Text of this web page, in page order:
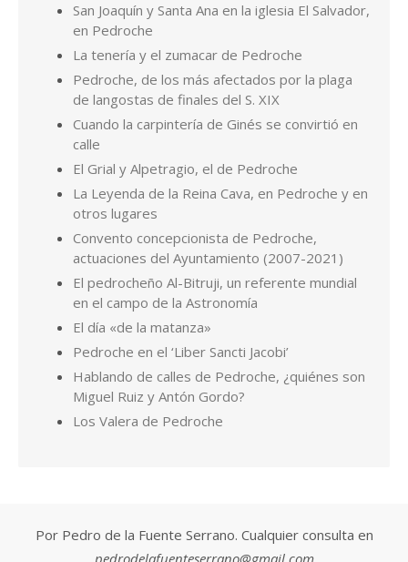
San Joaquín y Santa Ana en la iglesia El Salvador,
en Pedroche
La tenería y el zumacar de Pedroche
Pedroche, de los más afectados por la plaga
de langostas de finales del S. XIX
Cuando la carpintería de Ginés se convirtió en
calle
El Grial y Alpetragio, el de Pedroche
La Leyenda de la Reina Cava, en Pedroche y en
otros lugares
Convento concepcionista de Pedroche,
actuaciones del Ayuntamiento (2007-2021)
El pedrocheño Al-Bitruji, un referente mundial
en el campo de la Astronomía
El día «de la matanza»
Pedroche en el ‘Liber Sancti Jacobi’
Hablando de calles de Pedroche, ¿quiénes son
Miguel Ruiz y Antón Gordo?
Los Valera de Pedroche
Por Pedro de la Fuente Serrano. Cualquier consulta en